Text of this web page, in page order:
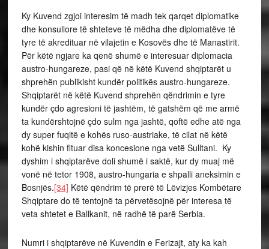
Ky Kuvend zgjoi interesim të madh tek qarqet diplomatike
dhe konsullore të shteteve të mëdha dhe diplomatëve të
tyre të akredituar në vilajetin e Kosovës dhe të Manastirit.
Për këtë ngjare ka qenë shumë e interesuar diplomacia
austro-hungareze, pasi që në këtë Kuvend shqiptarët u
shprehën publikisht kundër politikës austro-hungareze.
Shqiptarët në këtë Kuvend shprehën qëndrimin e tyre
kundër çdo agresioni të jashtëm, të gatshëm që me armë
ta kundërshtojnë çdo sulm nga jashtë, qoftë edhe atë nga
dy super fuqitë e kohës ruso-austriake, të cilat në këtë
kohë kishin fituar disa koncesione nga vetë Sulltani. Ky
dyshim i shqiptarëve doli shumë i saktë, kur dy muaj më
vonë në tetor 1908, austro-hungaria e shpalli aneksimin e
Bosnjës.[34] Këtë qëndrim të prerë të Lëvizjes Kombëtare
Shqiptare do të tentojnë ta përvetësojnë për interesa të
veta shtetet e Ballkanit, në radhë të parë Serbia.
Numri i shqiptarëve në Kuvendin e Ferizajt, aty ka kah